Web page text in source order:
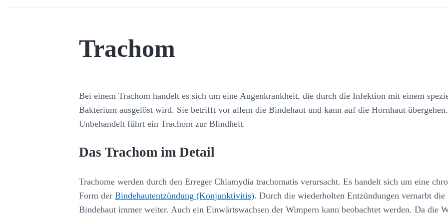
Trachom
Bei einem Trachom handelt es sich um eine Augenkrankheit, die durch die Infektion mit einem
Bakterium ausgelöst wird. Sie betrifft vor allem die Bindehaut und kann auf die Hornhaut übergehen.
Unbehandelt führt ein Trachom zur Blindheit.
Das Trachom im Detail
Trachome werden durch den Erreger Chlamydia trachomatis verursacht. Es handelt sich um eine
Form der Bindehautentzündung (Konjunktivitis). Durch die wiederholten Entzündungen vernarbt die
Bindehaut immer weiter. Auch ein Einwärtswachsen der Wimpern kann beobachtet werden. Da die